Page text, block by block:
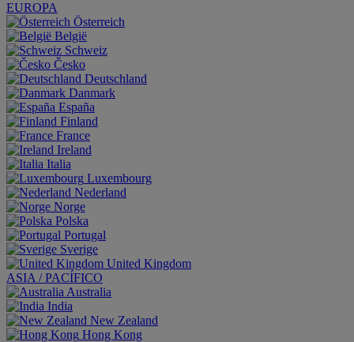
EUROPA
Österreich
België
Schweiz
Česko
Deutschland
Danmark
España
Finland
France
Ireland
Italia
Luxembourg
Nederland
Norge
Polska
Portugal
Sverige
United Kingdom
ASIA / PACÍFICO
Australia
India
New Zealand
Hong Kong